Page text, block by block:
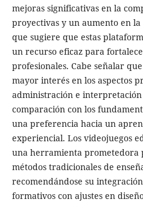
mejoras significativas en la
proyectivas y un aumento en
que sugiere que estas
un recurso eficaz para
profesionales. Cabe señalar
mayor interés en los aspectos
administración e interpretación
comparación con los
una preferencia hacia un
experiencial. Los videojuegos
una herramienta prometedora
métodos tradicionales de
recomendándose su
formativos con ajustes en